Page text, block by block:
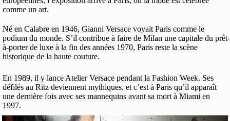
comme un art.
Né en Calabre en 1946, Gianni Versace voyait Paris comme le
podium du monde. S’il contribue à faire de Milan une capitale du prêt-
à-porter de luxe à la fin des années 1970, Paris reste la scène
historique de la haute couture.
En 1989, il y lance Atelier Versace pendant la Fashion Week. Ses
défilés au Ritz deviennent mythiques, et c’est à Paris qu’il apparaît
une dernière fois avec ses mannequins avant sa mort à Miami en
1997.